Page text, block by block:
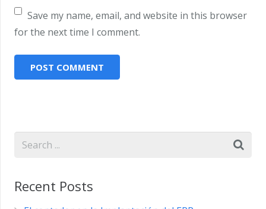
Save my name, email, and website in this browser
for the next time I comment.
Recent Posts